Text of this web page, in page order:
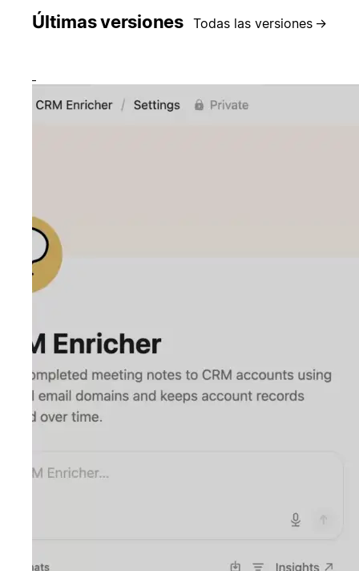
Últimas versiones Todas las versiones →